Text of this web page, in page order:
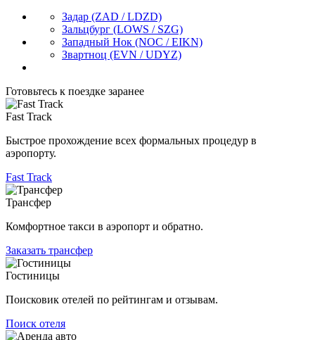
Задар (ZAD / LDZD)
Зальцбург (LOWS / SZG)
Западный Нок (NOC / EIKN)
Звартноц (EVN / UDYZ)
Готовьтесь к поездке заранее
Fast Track
Быстрое прохождение всех формальных процедур в
аэропорту.
Fast Track
Трансфер
Комфортное такси в аэропорт и обратно.
Заказать трансфер
Гостиницы
Поисковик отелей по рейтингам и отзывам.
Поиск отеля